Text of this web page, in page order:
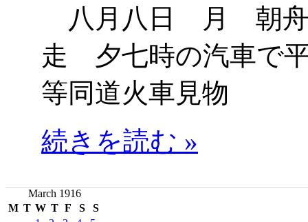
八月八日 月 朝舟
走 夕七時の汽車で
等同道火車見物
続きを読む »
March 1916
M T W T F S
S